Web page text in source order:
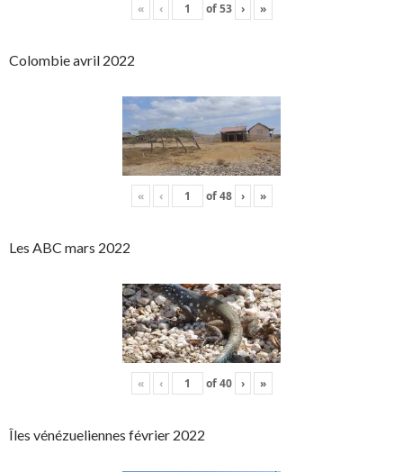
« ‹ of53 › »
Colombie avril 2022
« ‹ of48 › »
Les ABC mars 2022
« ‹ of40 › »
Îles vénézueliennes février 2022